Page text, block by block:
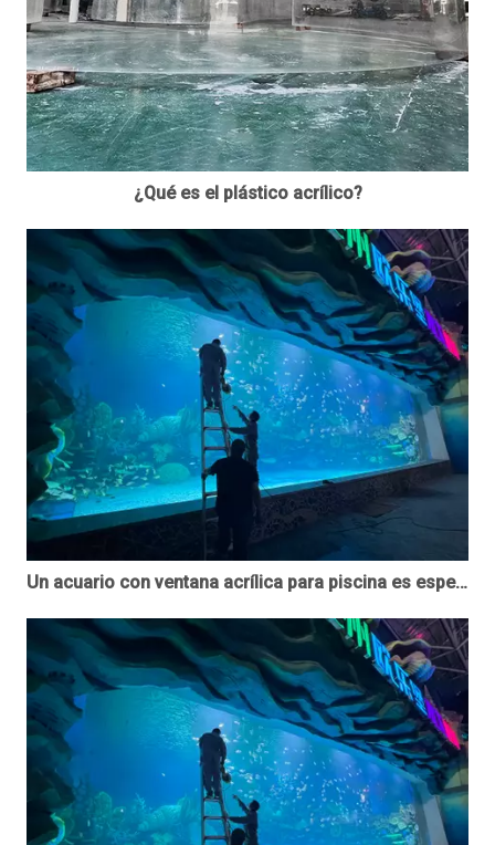
¿Qué es el plástico acrílico?
Un acuario con ventana acrílica para piscina es espectacular